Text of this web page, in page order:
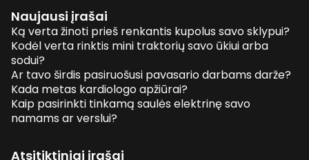
Naujausi įrašai
Ką verta žinoti prieš renkantis kupolus savo sklypui?
Kodėl verta rinktis mini traktorių savo ūkiui arba
sodui?
Ar tavo širdis pasiruošusi pavasario darbams darže?
Kada metas kardiologo apžiūrai?
Kaip pasirinkti tinkamą saulės elektrinę savo
namams ar verslui?
Atsitiktiniai įrašai